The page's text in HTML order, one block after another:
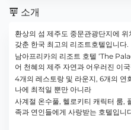
소개
환상의 섬 제주도 중문관광단지에
갖춘 한국 최고의 리조트호텔입니다.
남아프리카의 리조트 호텔 ‘The
어 천혜의 제주 자연과 어우러진 이
4개의 레스토랑 및 라운지, 6개의 연
나에 최적일 뿐만 아니라
사계절 온수풀, 헬로키티 캐릭터 룸,
족과 연인들에게 사랑받는 호텔입니